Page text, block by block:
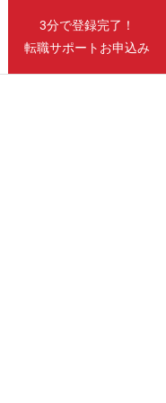
3分で登録完了！
転職サポートお申込み